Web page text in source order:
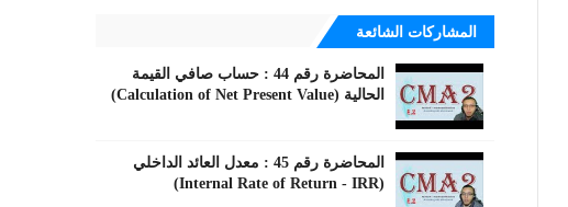
المشاركات الشائعة
المحاضرة رقم 44 : حساب صافي القيمة
الحالية (Calculation of Net Present Value)
المحاضرة رقم 45 : معدل العائد الداخلي
(Internal Rate of Return - IRR)